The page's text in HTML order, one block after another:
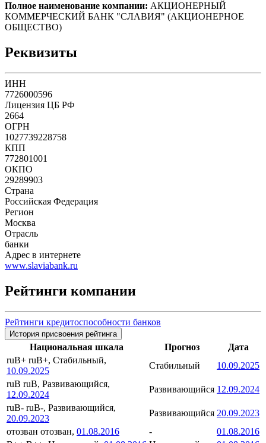
Полное наименование компании: АКЦИОНЕРНЫЙ
КОММЕРЧЕСКИЙ БАНК "СЛАВИЯ" (АКЦИОНЕРНОЕ
ОБЩЕСТВО)
Реквизиты
ИНН
7726000596
Лицензия ЦБ РФ
2664
ОГРН
1027739228758
КПП
772801001
ОКПО
29289903
Страна
Российская Федерация
Регион
Москва
Отрасль
банки
Адрес в интернете
www.slaviabank.ru
Рейтинги компании
Рейтинги кредитоспособности банков
История присвоения рейтинга
Национальная шкала Прогноз
Дата
ruB+ ruB+, Стабильный,
10.09.2025
Стабильный
10.09.2025
ruB ruB, Развивающийся,
12.09.2024
Развивающийся 12.09.2024
ruB- ruB-, Развивающийся,
20.09.2023
Развивающийся 20.09.2023
отозван отозван, 01.08.2016 -
01.08.2016